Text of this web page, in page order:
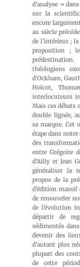
d’analyse »
sur la
encore
au siècle
de l’intérieur ;
proposition ;
théologiens
d’Ockham,
Holcot,
interlocuteurs
Mais ces
double lignée,
sa marque. Cet
étape dans
des
entre Grégoire
d’Ailly et Jean
généraliser la
propos de la
d’édition massif
de renouveler
de l’évolution
départir de
sédimentés
devenir des
d’autant plus
plupart des
de cette